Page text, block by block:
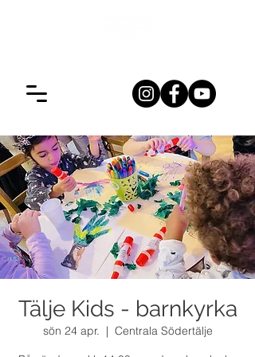
Tälje Kids - barnkyrka
sön 24 apr.
  |
Centrala Södertälje